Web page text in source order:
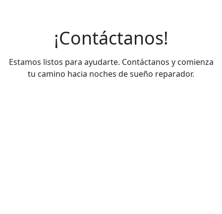
¡Contáctanos!
Estamos listos para ayudarte. Contáctanos y comienza
tu camino hacia noches de sueño reparador.